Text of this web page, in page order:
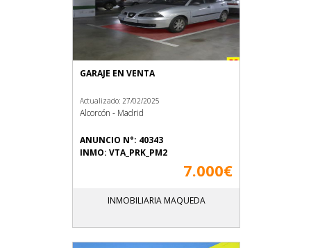
GARAJE EN VENTA
Actualizado: 27/02/2025
Alcorcón - Madrid
ANUNCIO N°: 40343
INMO: VTA_PRK_PM2
7.000€
INMOBILIARIA MAQUEDA